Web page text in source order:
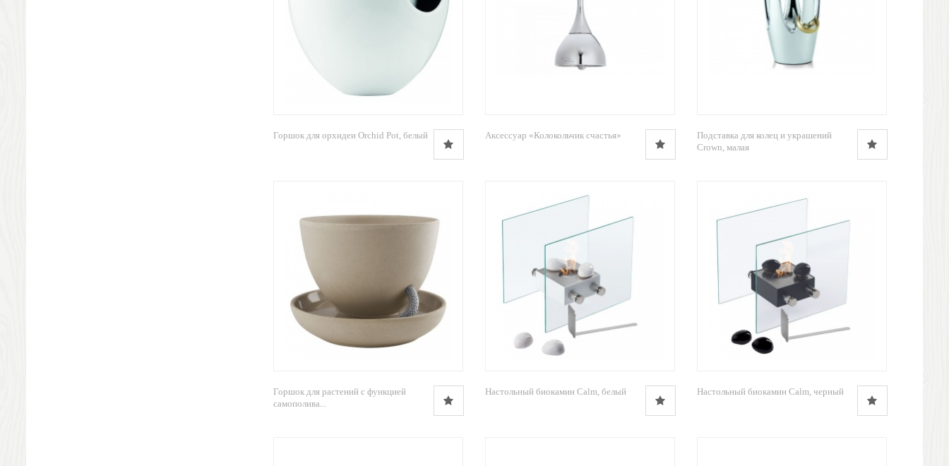
Горшок для орхидеи Orchid Pot, белый Аксессуар «Колокольчик счастья»
Подставка для колец и украшений
Crown, малая
Горшок для растений с функцией
самополива...
Настольный биокамин Calm, белый Настольный биокамин Calm, черный
Подставки для визиток записок телефонов